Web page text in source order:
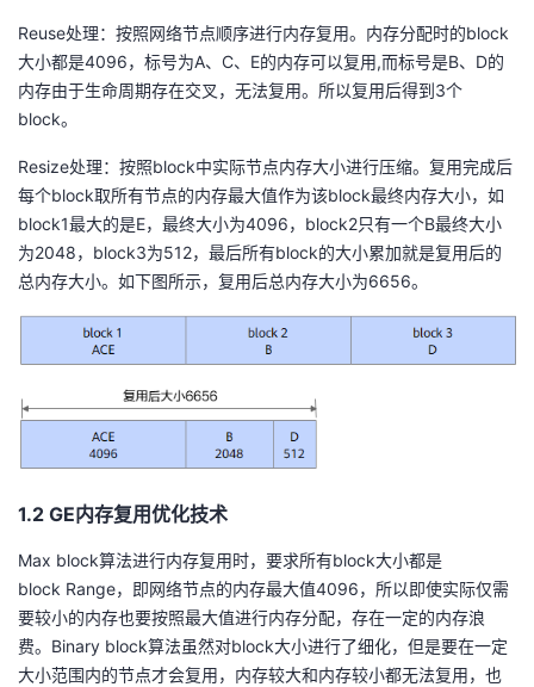
Reuse处理：按照网络节点顺序进行内存复用。内存分配时的block
大小都是4096，标号为A、C、E的内存可以复用,而标号是B、D的
内存由于生命周期存在交叉，无法复用。所以复用后得到3个
block。
Resize处理：按照block中实际节点内存大小进行压缩。复用完成后
每个block取所有节点的内存最大值作为该block最终内存大小，如
block1最大的是E，最终大小为4096，block2只有一个B最终大小
为2048，block3为512，最后所有block的大小累加就是复用后的
总内存大小。如下图所示，复用后总内存大小为6656。
1.2 GE内存复用优化技术
Max block算法进行内存复用时，要求所有block大小都是
block Range，即网络节点的内存最大值4096，所以即使实际仅需
要较小的内存也要按照最大值进行内存分配，存在一定的内存浪
费。Binary block算法虽然对block大小进行了细化，但是要在一定
大小范围内的节点才会复用，内存较大和内存较小都无法复用，也